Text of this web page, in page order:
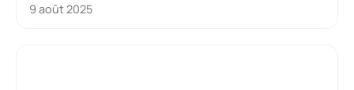
9 août 2025